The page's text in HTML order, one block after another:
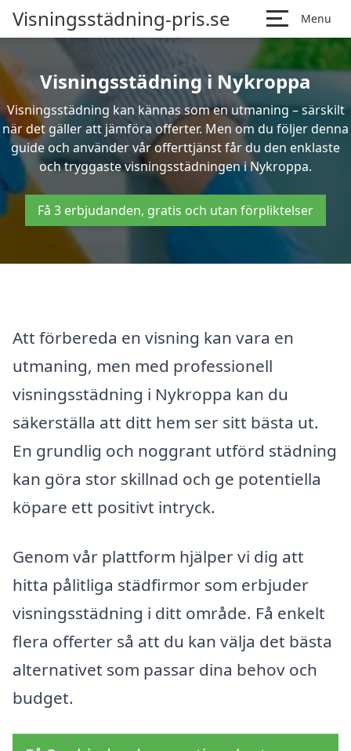
Visningsstädning-pris.se Menu
Visningsstädning i Nykroppa
Visningsstädning kan kännas som en utmaning – särskilt
när det gäller att jämföra offerter. Men om du följer denna
guide och använder vår offerttjänst får du den enklaste
och tryggaste visningsstädningen i Nykroppa.
Få 3 erbjudanden, gratis och utan förpliktelser
Att förbereda en visning kan vara en
utmaning, men med professionell
visningsstädning i Nykroppa kan du
säkerställa att ditt hem ser sitt bästa ut.
En grundlig och noggrant utförd städning
kan göra stor skillnad och ge potentiella
köpare ett positivt intryck.
Genom vår plattform hjälper vi dig att
hitta pålitliga städfirmor som erbjuder
visningsstädning i ditt område. Få enkelt
flera offerter så att du kan välja det bästa
alternativet som passar dina behov och
budget.